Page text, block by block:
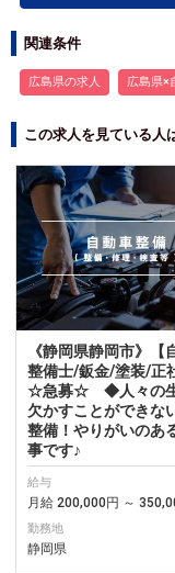
関連条件
広島県の求人 広島県×
この求人を見ている人
《静岡県静岡市》【
整備士/鈑金/塗装/正
☆急募☆ ◆人々の
欠かすことができな
整備！やりがいのあ
事です♪
給与
月給 200,000円 ～
勤務地
静岡県